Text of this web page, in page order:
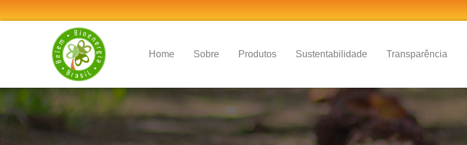
Home (current)
Sobre Produtos Sustentabilidade Transparência